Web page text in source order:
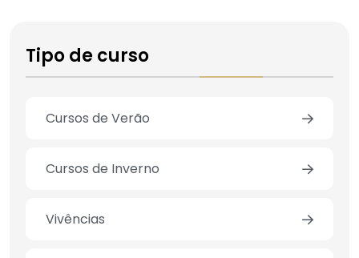
Tipo de curso
Cursos de Verão
Cursos de Inverno
Vivências